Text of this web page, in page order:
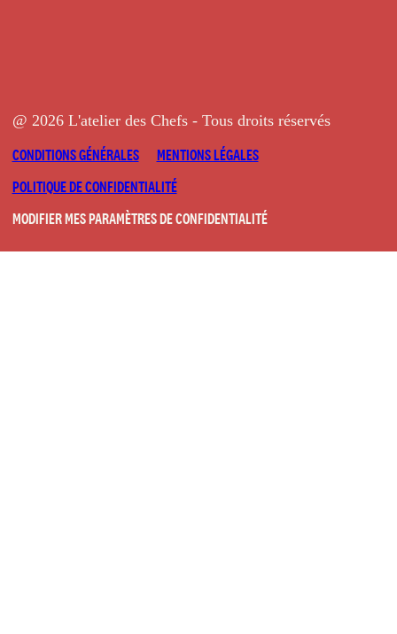
@ 2026 L'atelier des Chefs - Tous droits réservés
CONDITIONS GÉNÉRALES
MENTIONS LÉGALES
POLITIQUE DE CONFIDENTIALITÉ
MODIFIER MES PARAMÈTRES DE CONFIDENTIALITÉ